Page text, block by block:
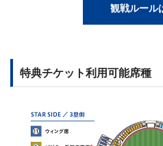
観戦ルール
特典チケット利用可能席種